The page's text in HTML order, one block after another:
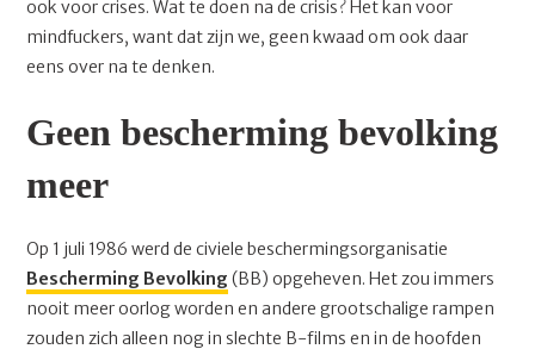
ook voor crises. Wat te doen na de crisis? Het kan voor
mindfuckers, want dat zijn we, geen kwaad om ook daar
eens over na te denken.
Geen bescherming bevolking
meer
Op 1 juli 1986 werd de civiele beschermingsorganisatie
Bescherming Bevolking (BB) opgeheven. Het zou immers
nooit meer oorlog worden en andere grootschalige rampen
zouden zich alleen nog in slechte B-films en in de hoofden